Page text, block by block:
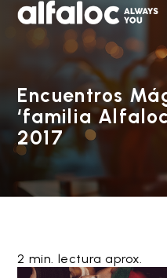
Encuentros
‘familia
2017
2 min. lectura aprox.